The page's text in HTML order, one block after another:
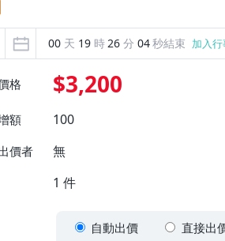
00 天 19 時26 分 02秒結束 加入
格 $3,200
額 100
價者 無
1 件
自動出價 直接出